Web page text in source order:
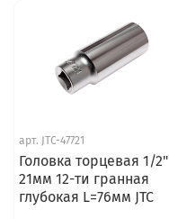
арт. JTC-47721
Головка торцевая 1/2"
21мм 12-ти гранная
глубокая L=76мм JTC